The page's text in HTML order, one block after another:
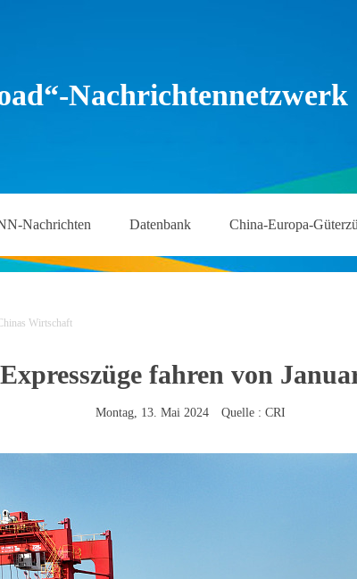
Nachrichtennetzwerk
Nachrichten Datenbank China-Europa-
Wirtschaft
fahren von
Montag, 13. Mai 2024 Quelle : CRI